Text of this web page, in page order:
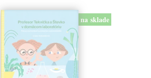
na sklade